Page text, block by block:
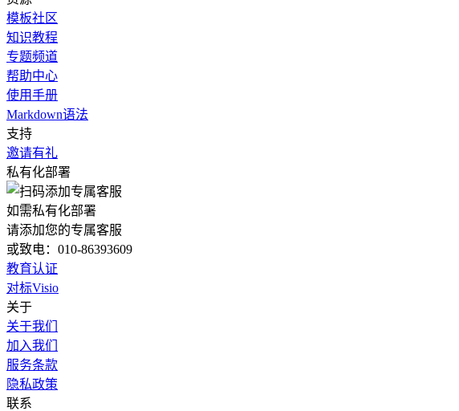
模板社区
知识教程
专题频道
帮助中心
使用手册
Markdown语法
支持
邀请有礼
私有化部署
如需私有化部署
请添加您的专属客服
或致电：010-86393609
教育认证
对标Visio
关于
关于我们
加入我们
服务条款
隐私政策
联系